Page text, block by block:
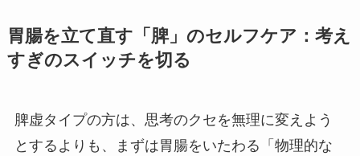
胃腸を立て直す「脾」のセルフケア：考え
すぎのスイッチを切る
脾虚タイプの方は、思考のクセを無理に変えよう
とするよりも、まずは胃腸をいたわる「物理的な